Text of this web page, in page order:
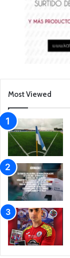
Most Viewed